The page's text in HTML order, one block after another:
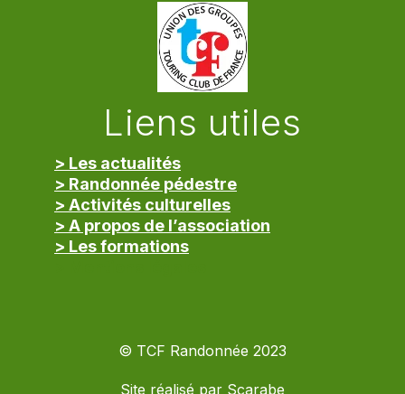
Liens utiles
> Les actualités
> Randonnée pédestre
> Activités culturelles
> A propos de l’association
> Les formations
© TCF Randonnée 2023
Site réalisé par Scarabe